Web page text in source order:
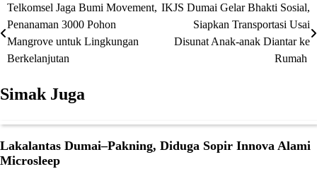
Navigasi
pos
Telkomsel Jaga Bumi Movement,
Penanaman 3000 Pohon
Mangrove untuk Lingkungan
Berkelanjutan
IKJS Dumai Gelar Bhakti Sosial,
Siapkan Transportasi Usai
Disunat Anak-anak Diantar ke
Rumah
Simak Juga
Lakalantas Dumai–Pakning, Diduga Sopir Innova Alami
Microsleep